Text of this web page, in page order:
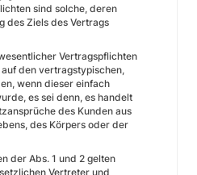
sind solche, deren
des Ziels des Vertrags
Vertragspflichten
den vertragstypischen,
wenn dieser einfach
es sei denn, es handelt
des Kunden aus
des Körpers oder der
der Abs. 1 und 2 gelten
Vertreter und